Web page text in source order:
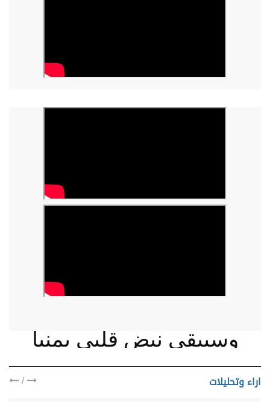
وسيبقى نبض قلبي يمنيا
اراء وتحليلات /